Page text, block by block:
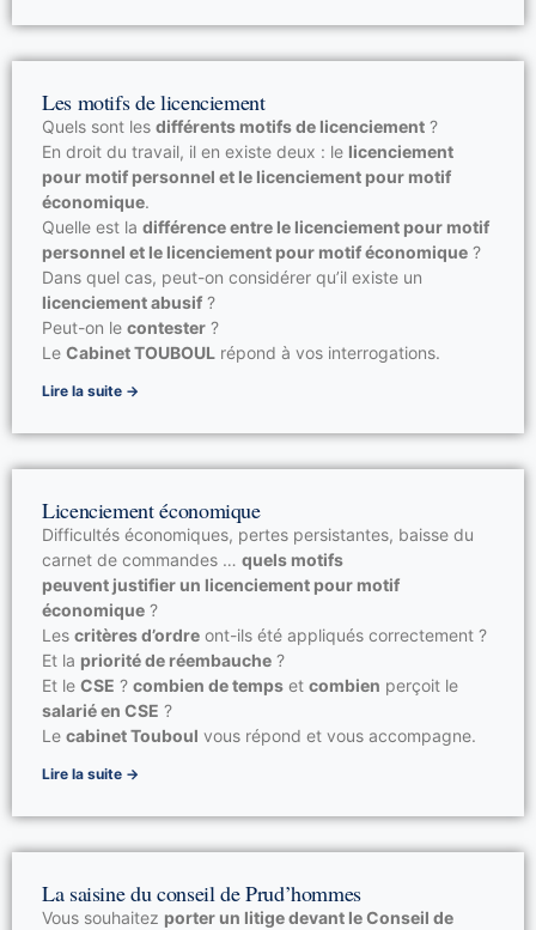
Les motifs de licenciement
Quels sont les différents motifs de licenciement ?
En droit du travail, il en existe deux : le licenciement
pour motif personnel et le licenciement pour motif
économique.
Quelle est la différence entre le licenciement pour motif
personnel et le licenciement pour motif économique ?
Dans quel cas, peut-on considérer qu’il existe un
licenciement abusif ?
Peut-on le contester ?
Le Cabinet TOUBOUL répond à vos interrogations.
Lire la suite →
Licenciement économique
Difficultés économiques, pertes persistantes, baisse du
carnet de commandes … quels motifs
peuvent justifier un licenciement pour motif
économique ?
Les critères d’ordre ont-ils été appliqués correctement ?
Et la priorité de réembauche ?
Et le CSE ? combien de temps et combien perçoit le
salarié en CSE ?
Le cabinet Touboul vous répond et vous accompagne.
Lire la suite →
La saisine du conseil de Prud’hommes
Vous souhaitez porter un litige devant le Conseil de